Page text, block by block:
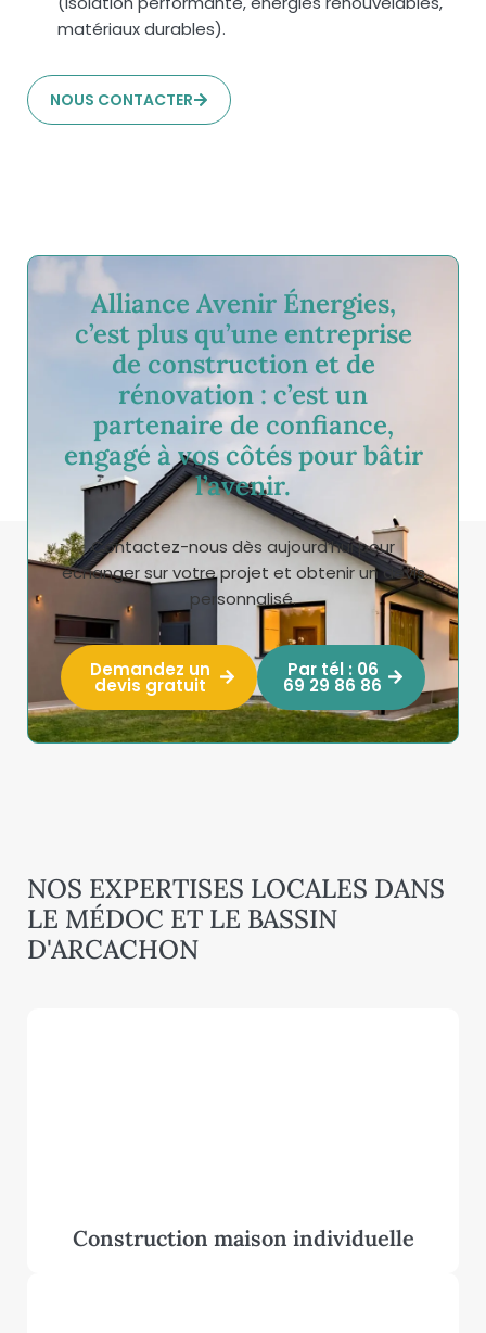
matériaux durables).
NOUS CONTACTER
Alliance Avenir Énergies,
c’est plus qu’une entreprise
de construction et de
rénovation : c’est un
partenaire de confiance,
engagé à vos côtés pour bâtir
l’avenir.
Contactez-nous dès aujourd’hui pour
échanger sur votre projet et obtenir un devis
personnalisé.
Demandez un
devis gratuit
Par tél : 06
69 29 86 86
NOS EXPERTISES LOCALES DANS
LE MÉDOC ET LE BASSIN
D'ARCACHON
Construction maison individuelle